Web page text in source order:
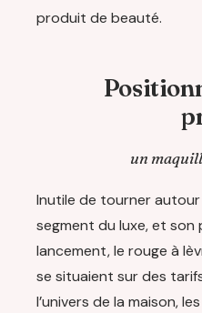
produit de beauté.
un
Inutile de tourner
segment du luxe, et son
lancement, le rouge à
se situaient sur des
l’univers de la maison,